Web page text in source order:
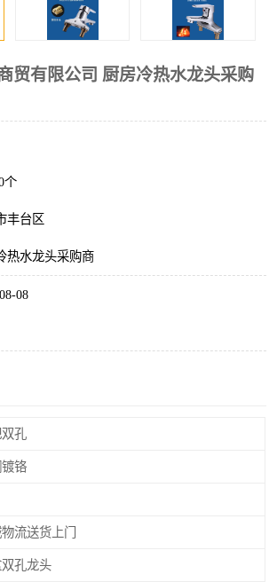
贸有限公司 厨房冷热水龙头采购
个
丰台区
热水龙头采购商
08
孔
铬
流送货上门
孔龙头